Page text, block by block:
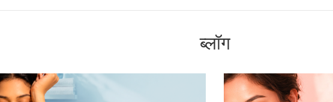
ब्लॉग